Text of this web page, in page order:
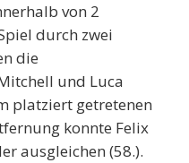
von 2
durch zwei
die
und Luca
platziert getretenen
konnte Felix
ausgleichen (58.).